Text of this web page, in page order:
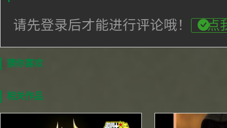
请先登录后才能进行评论哦！ 点
猜你喜欢
相关作品